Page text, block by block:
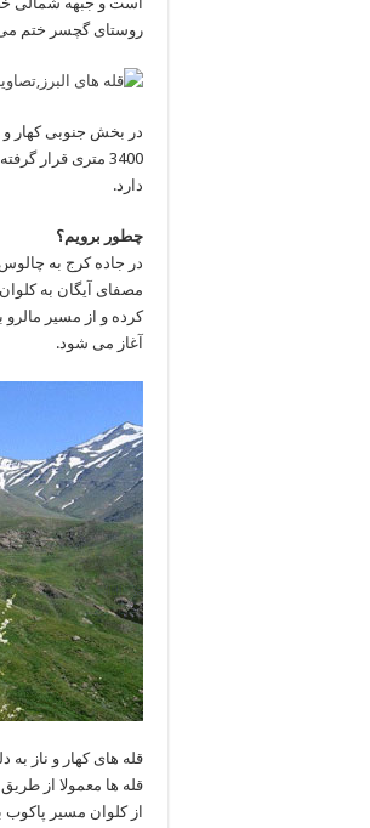
روستای گچسر ختم
3400 متری قرار
دارد.
چطور برویم؟
مصفای آیگان به
کرده و از مسیر مالرو
آغاز می شود.
قله های کهار و ناز
قله ها معمولا از طریق